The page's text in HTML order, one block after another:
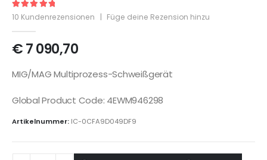
5out of 5
10 Kundenrezensionen | Füge deine Rezension hinzu
€7 090,70
MIG/MAG Multiprozess-Schweißgerät
Global Product Code: 4EWM946298
Artikelnummer: IC-0CFA9D049DF9